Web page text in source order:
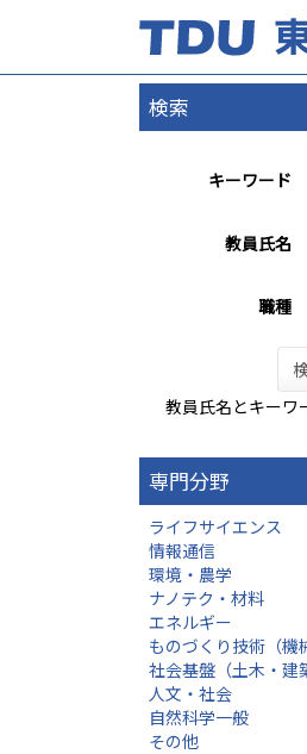
検索
キーワード
教員氏名
職種
教員氏名とキーワ
専門分野
ライフサイエンス
情報通信
環境・農学
ナノテク・材料
エネルギー
ものづくり技術（機
社会基盤（土木・建
人文・社会
自然科学一般
その他